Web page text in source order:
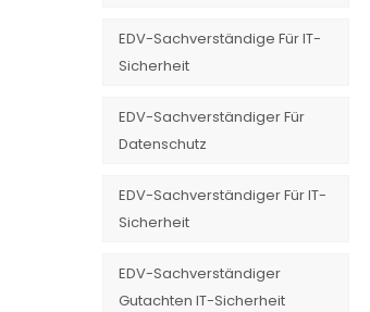
EDV-Sachverständige Für IT-
Sicherheit
EDV-Sachverständiger Für
Datenschutz
EDV-Sachverständiger Für IT-
Sicherheit
EDV-Sachverständiger
Gutachten IT-Sicherheit